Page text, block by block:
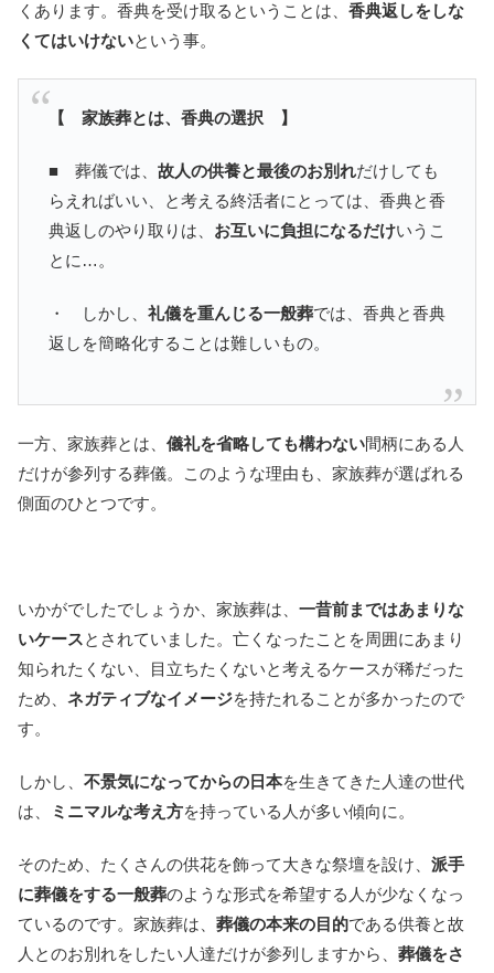
くあります。香典を受け取るということは、 香典返しをしな
くてはいけないという事。
【 家族葬とは、香典の選択 】
■ 葬儀では、 故人の供養と最後のお別れだけしても
らえればいい、と考える終活者にとっては、香典と香
典返しのやり取りは、 お互いに負担になるだけいうこ
とに…。
・ しかし、 礼儀を重んじる一般葬では、香典と香典
返しを簡略化することは難しいもの。
一方、家族葬とは、 儀礼を省略しても構わない間柄にある人
だけが参列する葬儀。このような理由も、家族葬が選ばれる
側面のひとつです。
いかがでしたでしょうか、家族葬は、 一昔前まではあまりな
いケースとされていました。亡くなったことを周囲にあまり
知られたくない、目立ちたくないと考えるケースが稀だった
ため、 ネガティブなイメージを持たれることが多かったので
す。
しかし、 不景気になってからの日本を生きてきた人達の世代
は、
ミニマルな考え方を持っている人が多い傾向に。
そのため、たくさんの供花を飾って大きな祭壇を設け、 派手
に葬儀をする一般葬のような形式を希望する人が少なくなっ
ているのです。家族葬は、 葬儀の本来の目的である供養と故
人とのお別れをしたい人達だけが参列しますから、 葬儀をさ